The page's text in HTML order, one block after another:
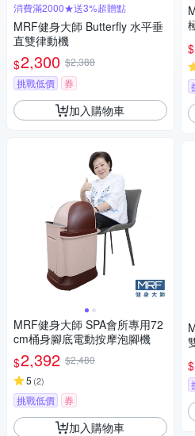
消費滿2000★送3%超贈點
MRF健身大師 Butterfly ⽔平垂
直雙律動機
$2,300 $2,388
挑戰低價
券
加入購物車
MRF健身大師 SPA會所專用72
cm桶身腳底電動按摩泡腳機
$2,392 $2,480
5 (2)
挑戰低價 券
加入購物車
$
$